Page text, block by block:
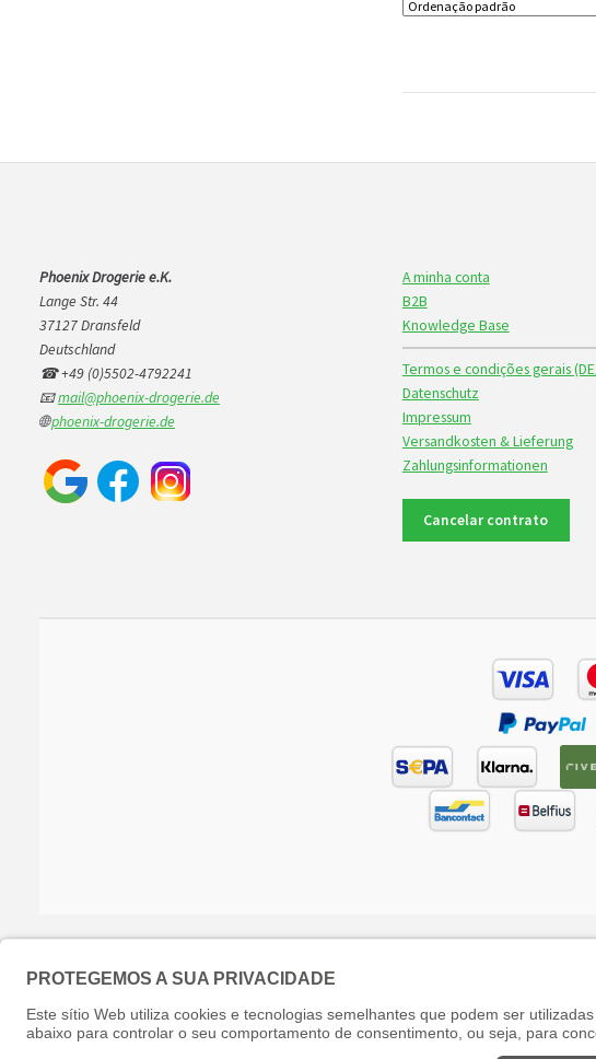
Phoenix Drogerie e.K.
Lange Str. 44
37127 Dransfeld
Deutschland
☎ +49 (0)5502-4792241
📧mail@phoenix-drogerie.de
🌐phoenix-drogerie.de
A minha conta
B2B
Knowledge Base
Termos e condições gerais
Datenschutz
Impressum
Versandkosten & Lieferung
Zahlungsinformationen
Cancelar contrato